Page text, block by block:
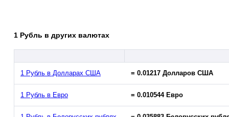
1 Рубль в других валютах
1 Рубль в Долларах США = 0.01217 Долларов США
1 Рубль в Евро = 0.010544 Евро